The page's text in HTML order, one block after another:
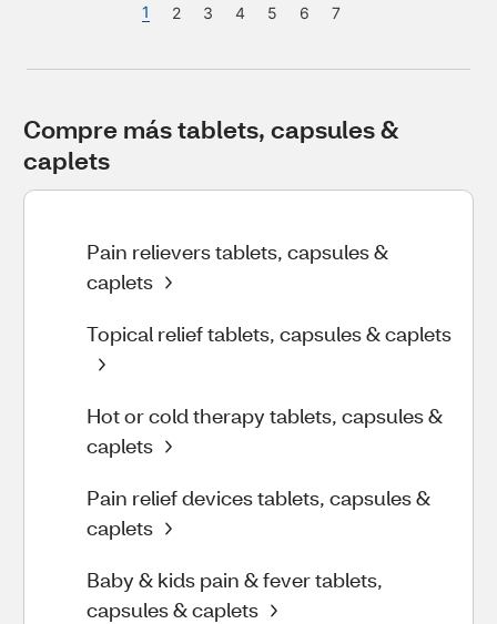
1 2 3 4 5 6 7
Compre más tablets, capsules &
caplets
Pain relievers tablets, capsules &
caplets
Topical relief tablets, capsules & caplets
Hot or cold therapy tablets, capsules &
caplets
Pain relief devices tablets, capsules &
caplets
Baby & kids pain & fever tablets,
capsules & caplets